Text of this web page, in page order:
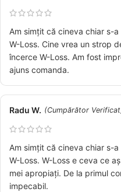
Am simțit că cineva chiar s-
W-Loss. Cine vrea un strop
încerce W-Loss. Am fost
ajuns comanda.
Radu W. (Cumpărător
Am simțit că cineva chiar s-
W-Loss. W-Loss e ceva ce
mei apropiați. De la primul
impecabil.